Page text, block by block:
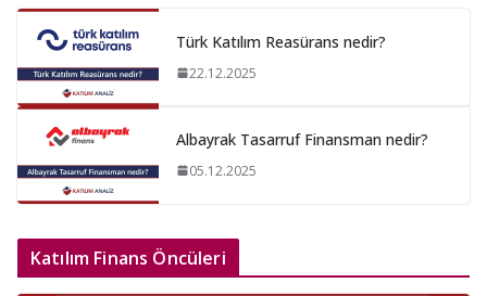
Türk Katılım Reasürans nedir?
22.12.2025
Albayrak Tasarruf Finansman nedir?
05.12.2025
Katılım Finans Öncüleri